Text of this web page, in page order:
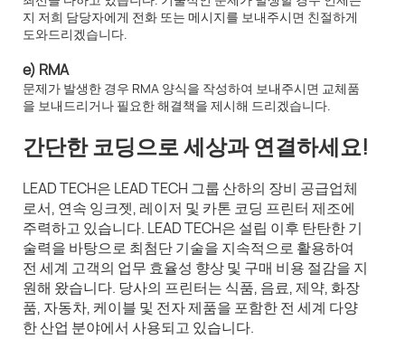
지 저희 담당자에게 전화 또는 메시지를 보내주시면 친절하게
도와드리겠습니다.
e) RMA
문제가 발생한 경우 RMA 양식을 작성하여 보내주시면 교체품
을 보내드리거나 필요한 해결책을 제시해 드리겠습니다.
간단한 코딩으로 세상과 연결하세요!
LEAD TECH은 LEAD TECH 그룹 산하의 장비 공급업체
로서, 연속 잉크젯, 레이저 및 카톤 코딩 프린터 제조에
주력하고 있습니다. LEAD TECH은 설립 이후 탄탄한 기
술력을 바탕으로 최첨단 기술을 지속적으로 활용하여
전 세계 고객의 업무 효율성 향상 및 구매 비용 절감을 지
원해 왔습니다. 당사의 프린터는 식품, 음료, 제약, 화장
품, 자동차, 케이블 및 전자 제품을 포함한 전 세계 다양
한 산업 분야에서 사용되고 있습니다.